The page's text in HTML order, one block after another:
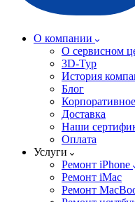
О компании
О сервисном
3D-Тур
История
Блог
Доставка
Наши
Оплата
Услуги
Ремонт iPhone
Ремонт iMac
Ремонт